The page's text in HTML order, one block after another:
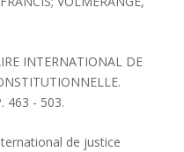
INTERNATIONAL DE
463 - 503.
de justice